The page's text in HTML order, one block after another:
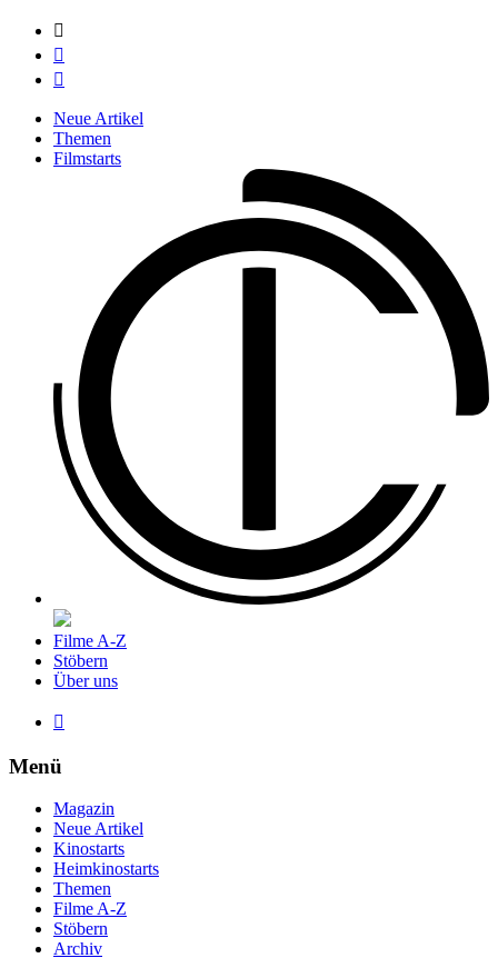



Neue Artikel
Themen
Filmstarts
Filme A-Z
Stöbern
Über uns

Menü
Magazin
Neue Artikel
Kinostarts
Heimkinostarts
Themen
Filme A-Z
Stöbern
Archiv